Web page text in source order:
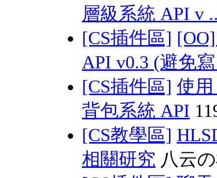
層級系統 API v
[CS插件區]
API v0.3 (避免
[CS插件區] 使用
背包系統 API
[CS教學區]
相關研究 八云